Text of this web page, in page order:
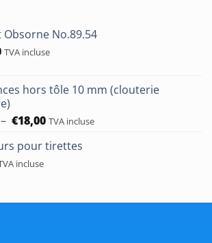
Obsorne No.89.54
TVA incluse
hors tôle 10 mm (clouterie
– €18,00Plage
prix :
TVA incluse
pour tirettes
incluse